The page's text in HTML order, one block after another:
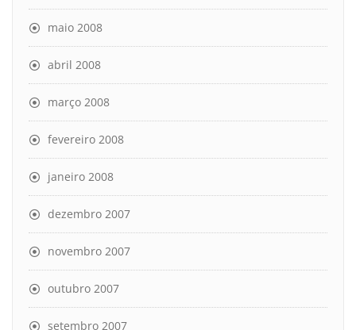
maio 2008
abril 2008
março 2008
fevereiro 2008
janeiro 2008
dezembro 2007
novembro 2007
outubro 2007
setembro 2007